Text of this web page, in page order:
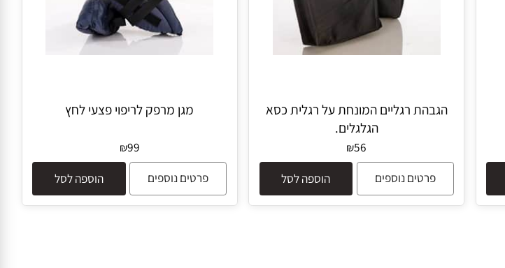
הגבהת רגליים המונחת על רגלית כסא
הגלגלים.
₪56
מגן מרפק לריפוי פצעי לחץ
₪99